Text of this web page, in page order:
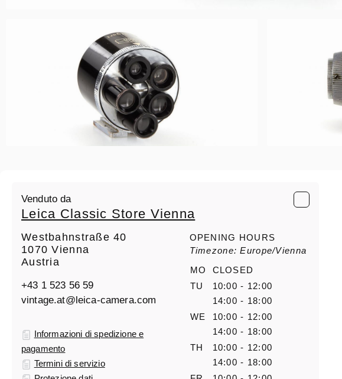
Venduto da
Leica Classic Store Vienna
Westbahnstraße 40
1070 Vienna
Austria
+43 1 523 56 59
vintage.at@leica-camera.com
Informazioni di spedizione e
pagamento
Termini di servizio
OPENING HOURS
Timezone: Europe/Vienna
MO
CLOSED
TU
10:00 - 12:00
14:00 - 18:00
WE
10:00 - 12:00
14:00 - 18:00
TH
10:00 - 12:00
14:00 - 18:00